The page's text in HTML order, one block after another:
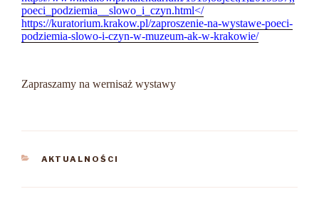
poeci_podziemia__slowo_i_czyn.html</
https://kuratorium.krakow.pl/zaproszenie-na-wystawe-poeci-
podziemia-slowo-i-czyn-w-muzeum-ak-w-krakowie/
Zapraszamy na wernisaż wystawy
KATEGORIE
AKTUALNOŚCI